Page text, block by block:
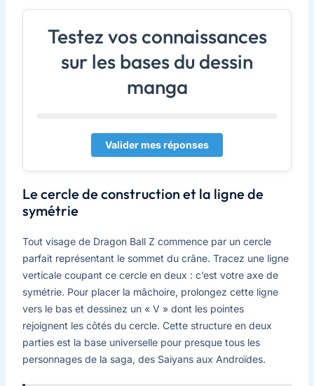
Testez vos connaissances
sur les bases du dessin
manga
Valider mes réponses
Le cercle de construction et la ligne de
symétrie
Tout visage de Dragon Ball Z commence par un cercle
parfait représentant le sommet du crâne. Tracez une ligne
verticale coupant ce cercle en deux : c’est votre axe de
symétrie. Pour placer la mâchoire, prolongez cette ligne
vers le bas et dessinez un « V » dont les pointes
rejoignent les côtés du cercle. Cette structure en deux
parties est la base universelle pour presque tous les
personnages de la saga, des Saiyans aux Androïdes.